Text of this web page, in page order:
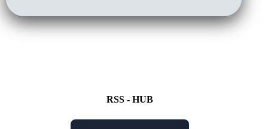
RSS - HUB